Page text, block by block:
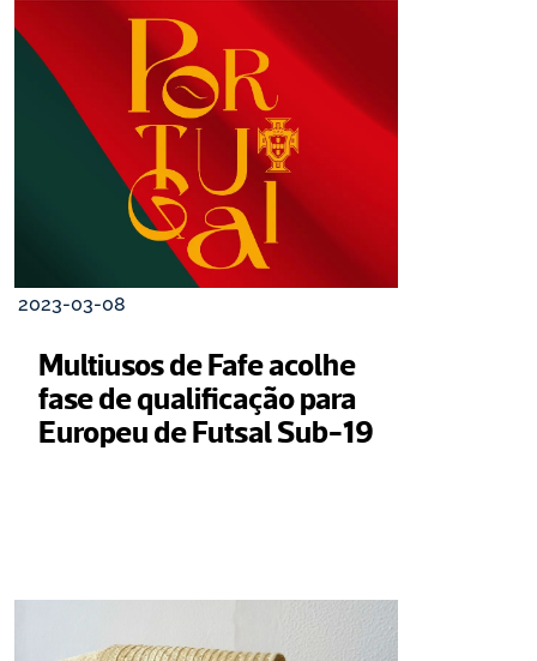
2023-03-08
Multiusos de Fafe acolhe
fase de qualificação para
Europeu de Futsal Sub-19